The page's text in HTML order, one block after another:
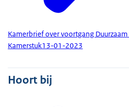
Kamerbrief over voortgang
Kamerstuk13-01-2023
Hoort bij